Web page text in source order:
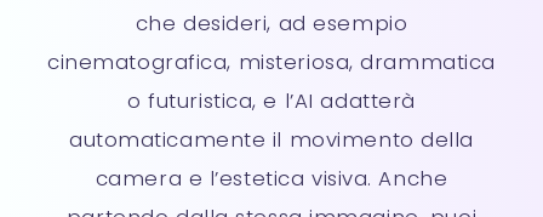
che desideri, ad esempio
cinematografica, misteriosa, drammatica
o futuristica, e l’AI adatterà
automaticamente il movimento della
camera e l’estetica visiva. Anche